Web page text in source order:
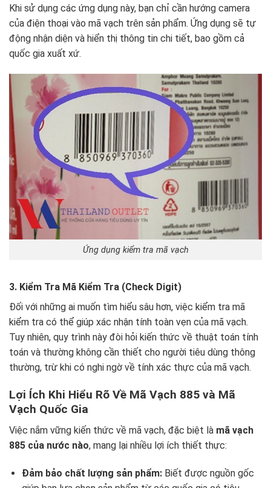
Khi sử dụng các ứng dụng này, bạn chỉ cần hướng camera
của điện thoại vào mã vạch trên sản phẩm. Ứng dụng sẽ tự
động nhận diện và hiển thị thông tin chi tiết, bao gồm cả
quốc gia xuất xứ.
Ứng dụng kiểm tra mã vạch
3. Kiểm Tra Mã Kiểm Tra (Check Digit)
Đối với những ai muốn tìm hiểu sâu hơn, việc kiểm tra mã
kiểm tra có thể giúp xác nhận tính toàn vẹn của mã vạch.
Tuy nhiên, quy trình này đòi hỏi kiến thức về thuật toán tính
toán và thường không cần thiết cho người tiêu dùng thông
thường, trừ khi có nghi ngờ về tính xác thực của mã vạch.
Lợi Ích Khi Hiểu Rõ Về Mã Vạch 885 và Mã
Vạch Quốc Gia
Việc nắm vững kiến thức về mã vạch, đặc biệt là mã vạch
885 của nước nào, mang lại nhiều lợi ích thiết thực:
Đảm bảo chất lượng sản phẩm:Biết được nguồn gốc